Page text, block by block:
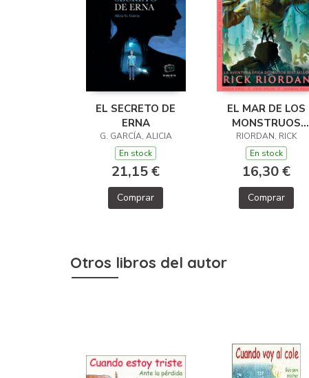
EL SECRETO DE
ERNA
G. GARCÍA, ALICIA
En stock
21,15 €
Comprar
EL MAR DE LOS
MONSTRUOS
(PERCY JACKSON Y
LOS DIOSES DEL
OLIMPO 2)
RIORDAN, RICK
En stock
16,30 €
Comprar
Otros libros del autor